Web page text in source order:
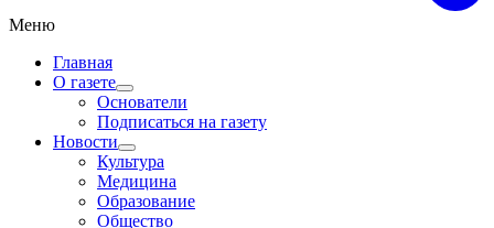
Меню
Главная
О газете
Основатели
Подписаться на газету
Новости
Культура
Медицина
Образование
Общество